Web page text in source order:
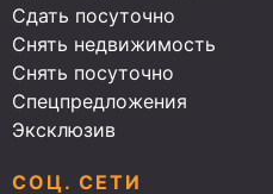
Сдать посуточно
Снять недвижимость
Снять посуточно
Спецпредложения
Эксклюзив
СОЦ. СЕТИ